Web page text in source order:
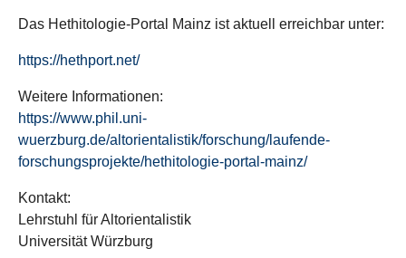
Das Hethitologie-Portal Mainz ist aktuell erreichbar unter:
https://hethport.net/
Weitere Informationen:
https://www.phil.uni-
wuerzburg.de/altorientalistik/forschung/laufende-
forschungsprojekte/hethitologie-portal-mainz/
Kontakt:
Lehrstuhl für Altorientalistik
Universität Würzburg